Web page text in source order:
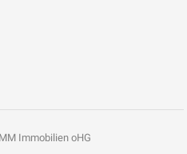
Immobilien oHG